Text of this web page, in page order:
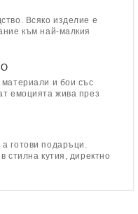
Всяко изделие е
към най-малкия
материали и бои със
емоцията жива през
готови подаръци.
стилна кутия, директно